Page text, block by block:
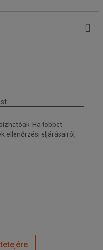
Ha többet
ellenőrzési eljárásairól,